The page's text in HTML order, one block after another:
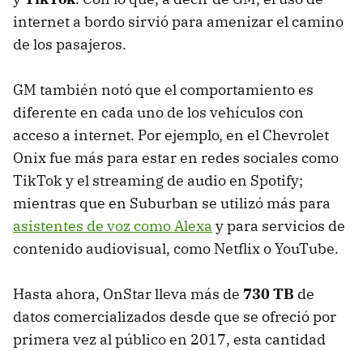
internet a bordo sirvió para amenizar el camino
de los pasajeros.
GM también notó que el comportamiento es
diferente en cada uno de los vehículos con
acceso a internet. Por ejemplo, en el Chevrolet
Onix fue más para estar en redes sociales como
TikTok y el streaming de audio en Spotify;
mientras que en Suburban se utilizó más para
asistentes de voz como Alexa y para servicios de
contenido audiovisual, como Netflix o YouTube.
Hasta ahora, OnStar lleva más de 730 TB de
datos comercializados desde que se ofreció por
primera vez al público en 2017, esta cantidad